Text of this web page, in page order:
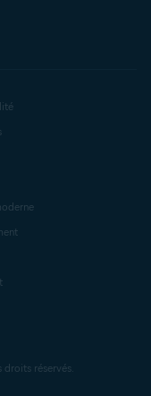
droits réservés.